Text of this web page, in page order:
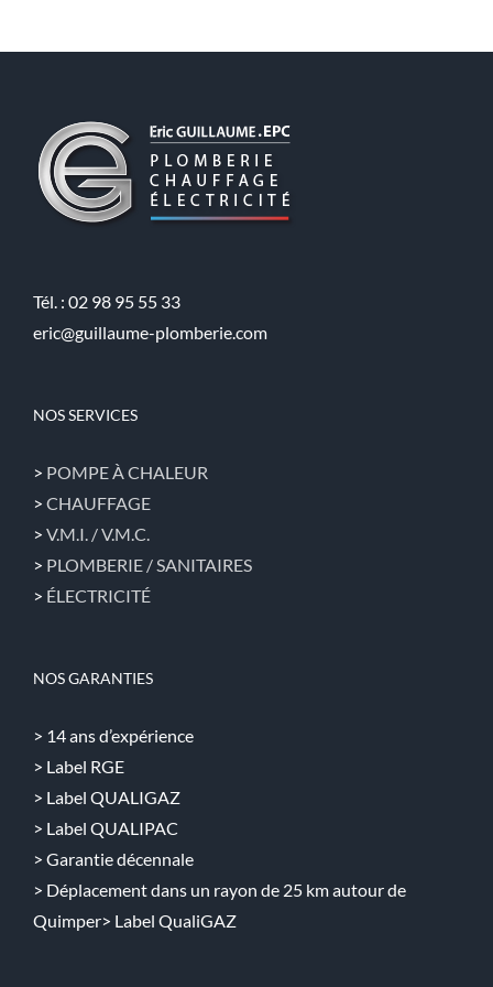
Tél. : 02 98 95 55 33
eric@guillaume-plomberie.com
NOS SERVICES
> POMPE À CHALEUR
> CHAUFFAGE
> V.M.I. / V.M.C.
> PLOMBERIE / SANITAIRES
> ÉLECTRICITÉ
NOS GARANTIES
> 14 ans d’expérience
> Label RGE
> Label QUALIGAZ
> Label QUALIPAC
> Garantie décennale
> Déplacement dans un rayon de 25 km autour de
Quimper> Label QualiGAZ